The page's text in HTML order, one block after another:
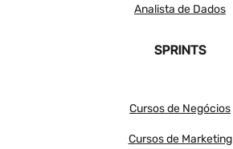
Analista de Dados
SPRINTS
Cursos de Negócios
Cursos de Marketing